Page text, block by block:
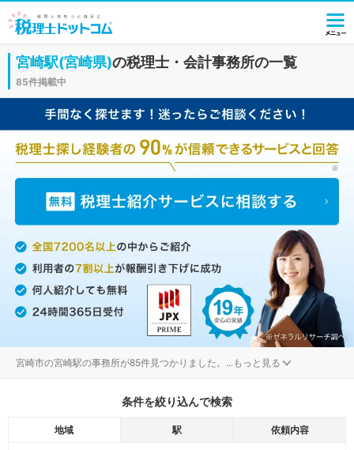
宮崎駅(宮崎県)の税理士・会計事務所の一覧
85件掲載中
宮崎市の宮崎駅の事務所が85件見つかりました。 ...もっと見る
条件を絞り込んで検索
地域 駅 依頼内容